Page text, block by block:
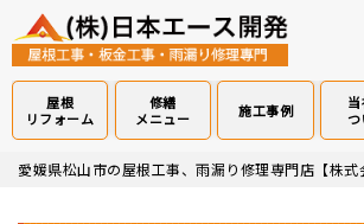
Skip
屋根
リフォーム
修繕
メニュー
施工事例
つ
愛媛県松山市の屋根工事、雨漏り修理専門店【株式